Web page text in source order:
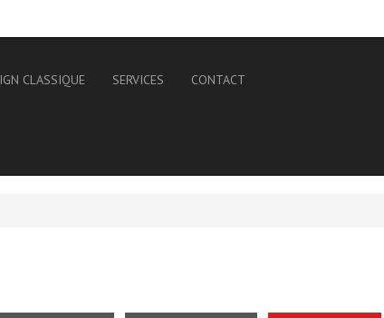
CLASSIQUE SERVICES CONTACT